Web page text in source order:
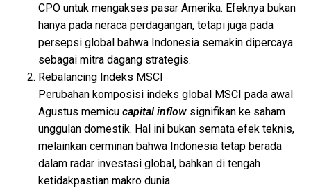
CPO untuk mengakses pasar Amerika. Efeknya bukan
hanya pada neraca perdagangan, tetapi juga pada
persepsi global bahwa Indonesia semakin dipercaya
sebagai mitra dagang strategis.
Rebalancing Indeks MSCI
Perubahan komposisi indeks global MSCI pada awal
Agustus memicu capital inflow signifikan ke saham
unggulan domestik. Hal ini bukan semata efek teknis,
melainkan cerminan bahwa Indonesia tetap berada
dalam radar investasi global, bahkan di tengah
ketidakpastian makro dunia.